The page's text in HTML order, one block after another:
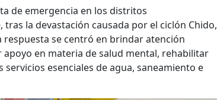
de emergencia en los distritos
la devastación causada por el ciclón Chido,
respuesta se centró en brindar atención
apoyo en materia de salud mental, rehabilitar
esenciales de agua, saneamiento e